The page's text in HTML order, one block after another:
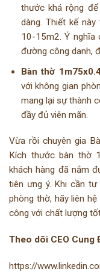
thước khá rộng
dàng. Thiết kế
10-15m2. Ý nghĩa
đường công danh,
Bàn thờ
với không gian
mang lại sự thành
đầy đủ viên mãn.
Vừa rồi chuyên gia
Kích thước bàn thờ
khách hàng đã nắm
tiên ưng ý. Khi cần
phòng thờ, hãy liên
công với chất lượng
Theo dõi CEO Cung
https://